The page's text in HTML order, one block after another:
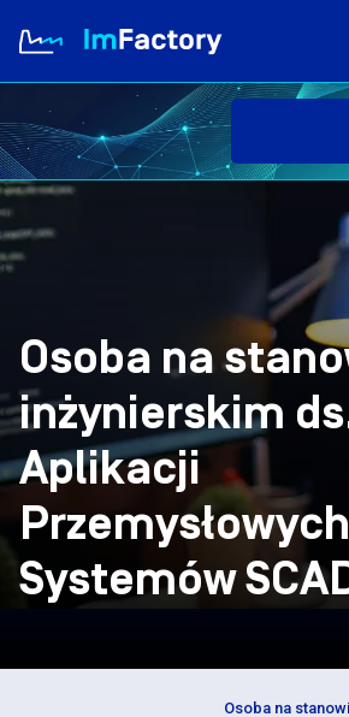
O nas
Branże i Rozwiązania
Baza wiedzy
Kariera
Osoba na
inżynierskim
Aplikacji
Systemów
Osoba na